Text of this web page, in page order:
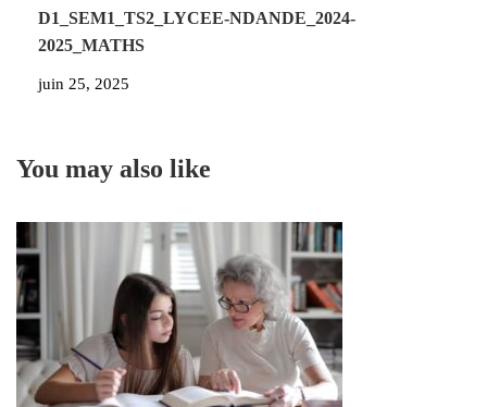
D1_SEM1_TS2_LYCEE-NDANDE_2024-
2025_MATHS
juin 25, 2025
You may also like